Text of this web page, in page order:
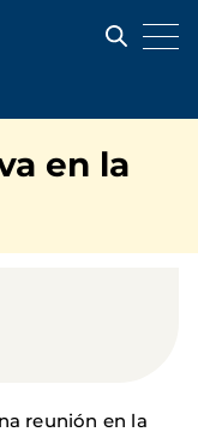
en la
reunión en la